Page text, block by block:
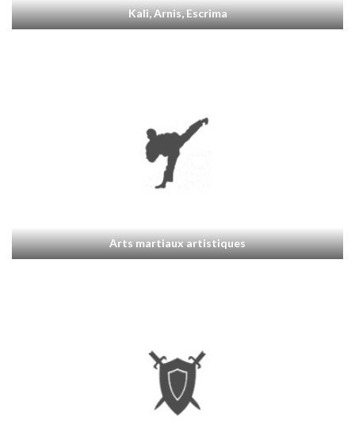
Kali, Arnis, Escrima
Arts martiaux artistiques